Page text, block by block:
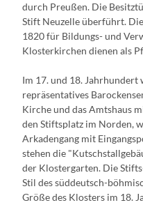
durch Preußen. Die
Stift Neuzelle überführt.
1820 für Bildungs- und
Klosterkirchen dienen als
Im 17. und 18.
repräsentatives
Kirche und das Amtshaus
den Stiftsplatz im Norden,
Arkadengang mit
stehen die
der Klostergarten. Die
Stil des süddeutsch-
Größe des Klosters im 18.